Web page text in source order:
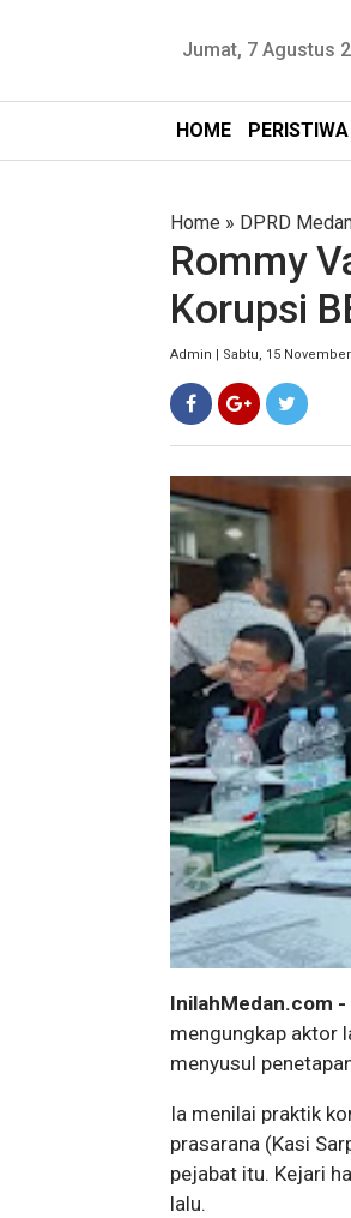
Jumat, 7 Agustus
HOME PERISTIWA
Home » DPRD
Rommy
Korupsi
Admin | Sabtu, 15 November
InilahMedan.com -
mengungkap aktor
menyusul
Ia menilai praktik
prasarana (Kasi
pejabat itu. Kejari
lalu.